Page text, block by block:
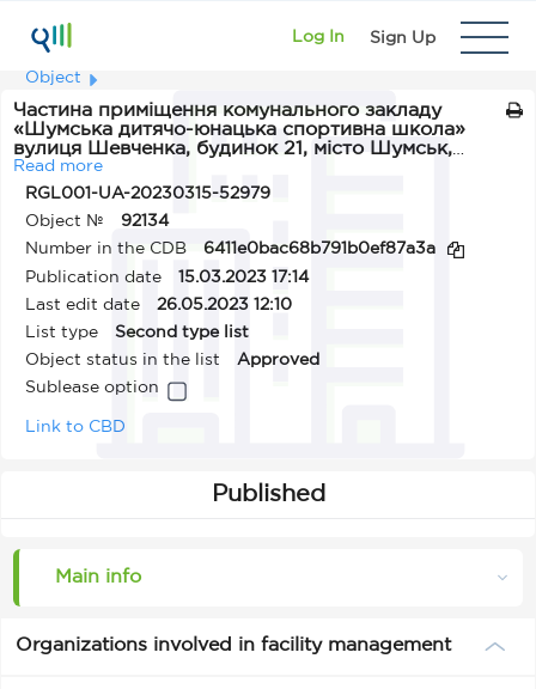
Log In Sign Up
Object
Частина приміщення комунального закладу
«Шумська дитячо-юнацька спортивна школа»
вулиця Шевченка, будинок 21, місто Шумськ,
Кременецького району Тернопільської області.
Read more
RGL001-UA-20230315-52979
Object №
92134
Number in the CDB
6411e0bac68b791b0ef87a3a
Publication date
15.03.2023 17:14
Last edit date
26.05.2023 12:10
List type
Second type list
Object status in the list
Approved
Sublease option
Link to CBD
Published
Main info
Organizations involved in facility management